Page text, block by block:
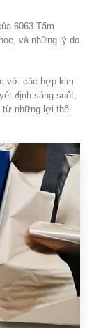
6063 Tấm
và những lý do
với các hợp kim
định sáng suốt,
từ những lợi thế